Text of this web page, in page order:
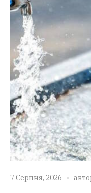
7 Серпня, 2026